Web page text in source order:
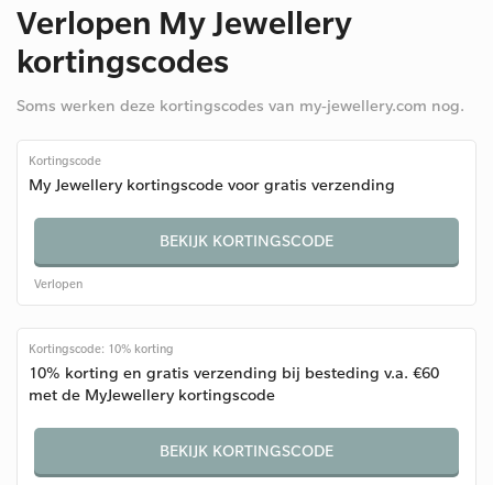
Verlopen My Jewellery
kortingscodes
Soms werken deze kortingscodes van my-jewellery.com nog.
Kortingscode
My Jewellery kortingscode voor gratis verzending
BEKIJK KORTINGSCODE
Verlopen
Kortingscode: 10% korting
10% korting en gratis verzending bij besteding v.a. €60
met de MyJewellery kortingscode
BEKIJK KORTINGSCODE